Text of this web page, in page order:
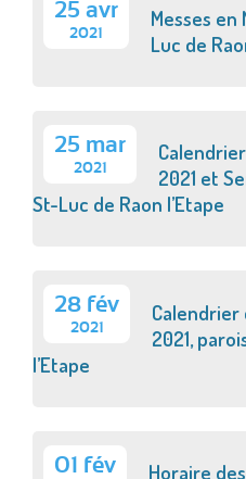
25 avr
2021
Messes
Luc de
25 mar
2021
2021 et
St-Luc de Raon l’Etape
28 fév
2021
Calendrier
2021,
l’Etape
01 fév
Horaire